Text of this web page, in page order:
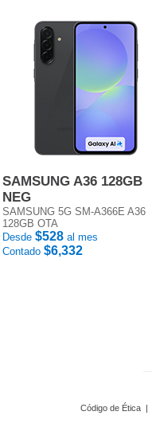
SAMSUNG A36 128GB
NEG
SAMSUNG 5G SM-A366E A36
128GB OTA
Desde $528 al mes
Contado $6,332
Código de Ética |